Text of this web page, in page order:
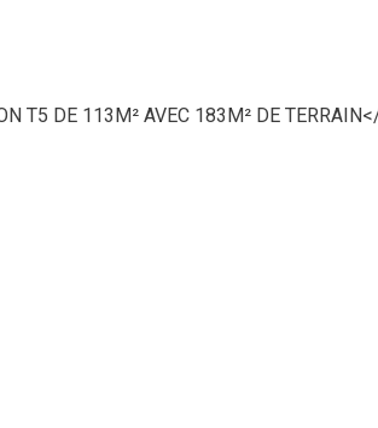
T5 DE 113M² AVEC 183M² DE TERRAIN